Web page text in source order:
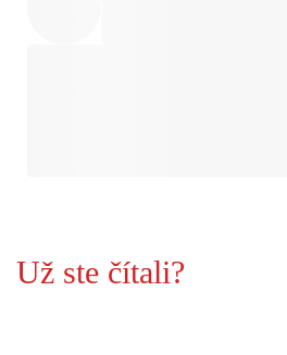
Už ste čítali?